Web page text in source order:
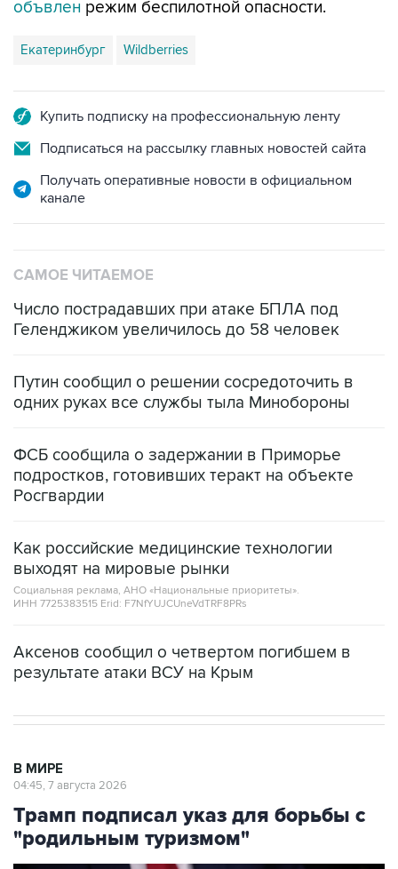
объвлен режим беспилотной опасности.
Екатеринбург Wildberries
Купить подписку на профессиональную ленту
Подписаться на рассылку главных новостей сайта
Получать оперативные новости в официальном
канале
САМОЕ ЧИТАЕМОЕ
Число пострадавших при атаке БПЛА под
Геленджиком увеличилось до 58 человек
Путин сообщил о решении сосредоточить в
одних руках все службы тыла Минобороны
ФСБ сообщила о задержании в Приморье
подростков, готовивших теракт на объекте
Росгвардии
Как российские медицинские технологии
выходят на мировые рынки
Социальная реклама, АНО «Национальные приоритеты».
ИНН 7725383515 Erid: F7NfYUJCUneVdTRF8PRs
Аксенов сообщил о четвертом погибшем в
результате атаки ВСУ на Крым
В МИРЕ
04:45, 7 августа 2026
Трамп подписал указ для борьбы с
"родильным туризмом"